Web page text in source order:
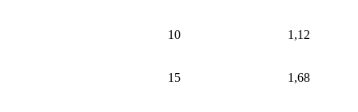
10 1,12
15 1,68